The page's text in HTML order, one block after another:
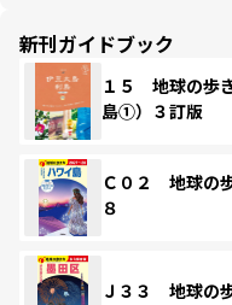
新刊ガイドブック
１５ 地球の歩
島①）３訂版
Ｃ０２ 地球の
８
Ｊ３３ 地球の